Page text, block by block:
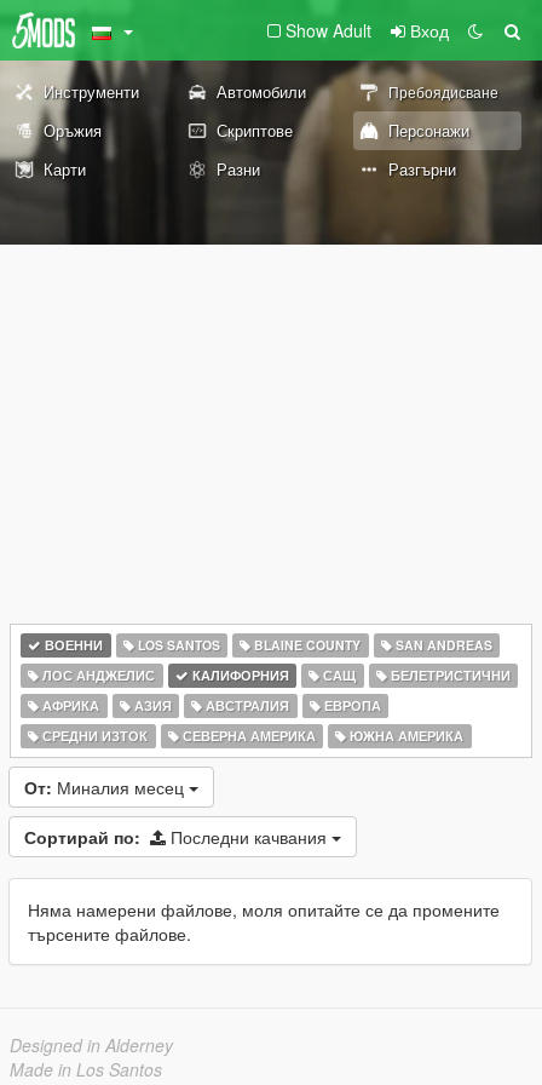
Show Adult Вход
Инструменти Автомобили Пребоядисване
Оръжия Скриптове
Персонажи
Карти
Разни Разгърни
ВОЕННИ LOS SANTOS BLAINE COUNTY
SAN ANDREAS
ЛОС АНДЖЕЛИС
КАЛИФОРНИЯ САЩ
БЕЛЕТРИСТИЧНИ
АФРИКА
АЗИЯ АВСТРАЛИЯ
ЕВРОПА
СРЕДНИ ИЗТОК
СЕВЕРНА АМЕРИКА ЮЖНА АМЕРИКА
От: Миналия месец
Сортирай по: Последни качвания
Няма намерени файлове, моля опитайте се да промените
търсените файлове.
Designed in Alderney
Made in Los Santos